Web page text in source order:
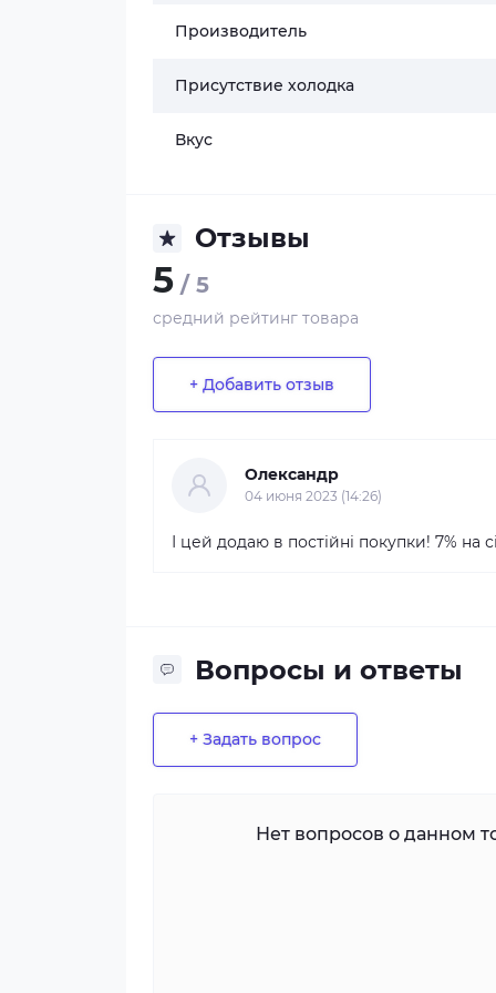
Производитель
Присутствие холодка
Вкус
Отзывы
5 / 5
средний рейтинг товара
+ Добавить отзыв
Олександр
04 июня 2023 (14:26)
І цей додаю в постійні покупки! 7% на
Вопросы и ответы
+ Задать вопрос
Нет вопросов о данном